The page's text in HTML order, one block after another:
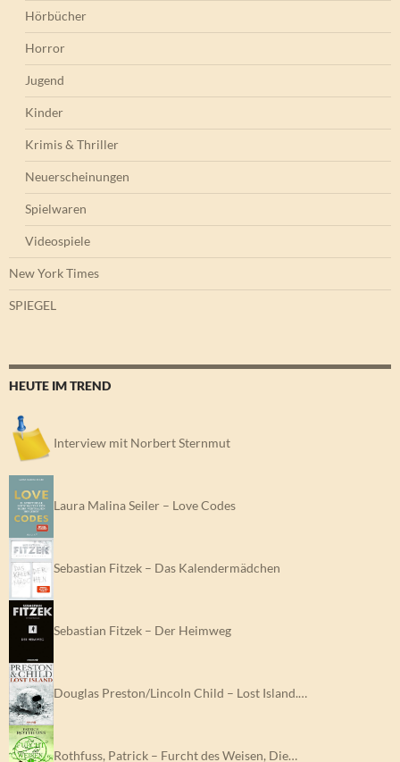
Hörbücher
Horror
Jugend
Kinder
Krimis & Thriller
Neuerscheinungen
Spielwaren
Videospiele
New York Times
SPIEGEL
HEUTE IM TREND
Interview mit Norbert Sternmut
Laura Malina Seiler – Love Codes
Sebastian Fitzek – Das Kalendermädchen
Sebastian Fitzek – Der Heimweg
Douglas Preston/Lincoln Child – Lost Island.…
Rothfuss, Patrick – Furcht des Weisen, Die…